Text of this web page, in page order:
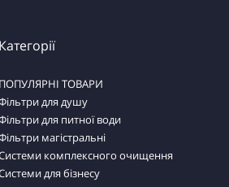
Категорії
ПОПУЛЯРНІ ТОВАРИ
для душу
для питної води
магістральні
комплексного очищення
для бізнесу